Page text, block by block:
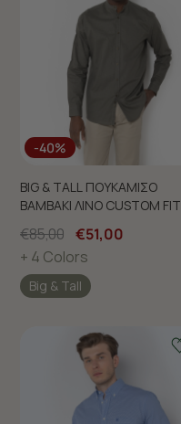
-40%
BIG & TALL ΠΟΥΚΑΜΙΣΟ
ΒΑΜΒΑΚΙ ΛΙΝΟ CUSTOM FIT
€85,00 €51,00
+ 4 Colors
Big & Tall